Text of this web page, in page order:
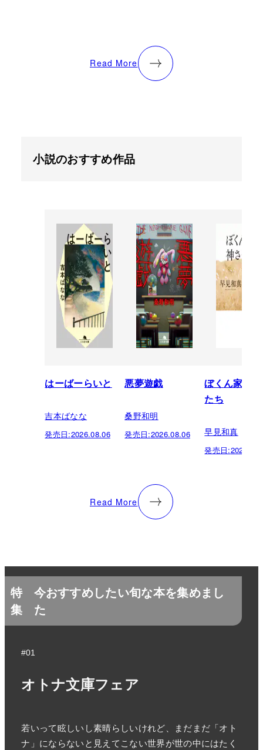
Read More
小説のおすすめ作品
はーばーらいと
吉本ばなな
発売日:2026.08.06
悪夢遊戯
桑野和明
発売日:2026.08.06
ぼくん家の
たち
早見和真
発売日:
Read More
特
集
今おすすめしたい旬な本を集めまし
た
#01
オトナ文庫フェア
若いって眩しいし素晴らしいけれど、まだまだ「オト
ナ」にならないと見えてこない世界が世の中にはたく